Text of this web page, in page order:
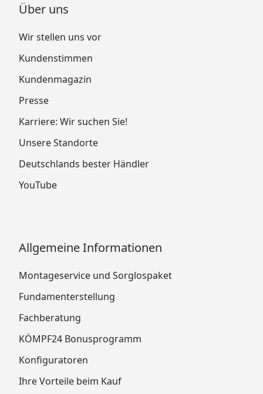
Über uns
Wir stellen uns vor
Kundenstimmen
Kundenmagazin
Presse
Karriere: Wir suchen Sie!
Unsere Standorte
Deutschlands bester Händler
YouTube
Allgemeine Informationen
Montageservice und Sorglospaket
Fundamenterstellung
Fachberatung
KÖMPF24 Bonusprogramm
Konfiguratoren
Ihre Vorteile beim Kauf